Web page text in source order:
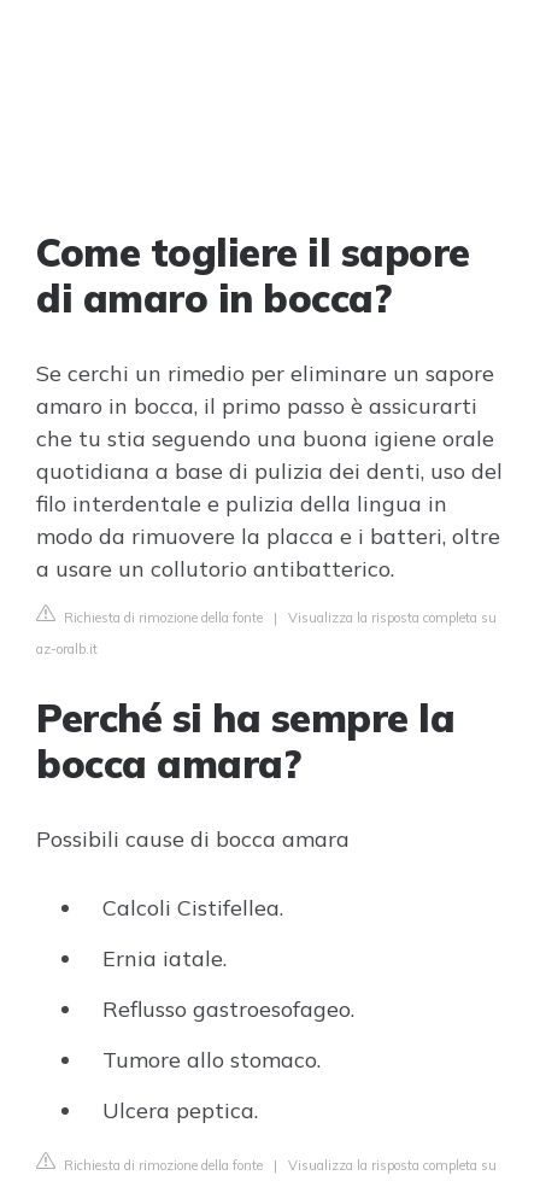
Come togliere il sapore
di amaro in bocca?
Se cerchi un rimedio per eliminare un sapore
amaro in bocca, il primo passo è assicurarti
che tu stia seguendo una buona igiene orale
quotidiana a base di pulizia dei denti, uso del
filo interdentale e pulizia della lingua in
modo da rimuovere la placca e i batteri, oltre
a usare un collutorio antibatterico.
Richiesta di rimozione della fonte | Visualizza la risposta completa su
az-oralb.it
Perché si ha sempre la
bocca amara?
Possibili cause di bocca amara
Calcoli Cistifellea.
Ernia iatale.
Reflusso gastroesofageo.
Tumore allo stomaco.
Ulcera peptica.
Richiesta di rimozione della fonte | Visualizza la risposta completa su